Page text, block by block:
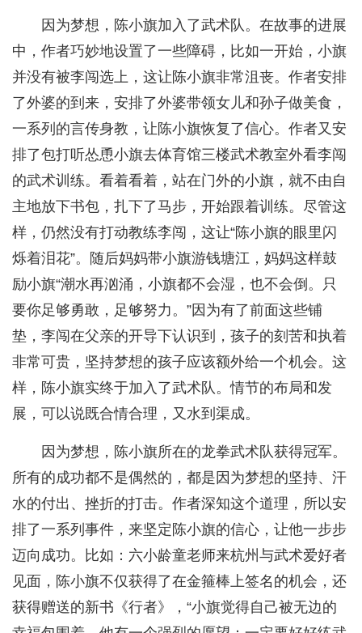
因为梦想，陈小旗加入了武术队。在故事的进展
中，作者巧妙地设置了一些障碍，比如一开始，小旗
并没有被李闯选上，这让陈小旗非常沮丧。作者安排
了外婆的到来，安排了外婆带领女儿和孙子做美食，
一系列的言传身教，让陈小旗恢复了信心。作者又安
排了包打听怂恿小旗去体育馆三楼武术教室外看李闯
的武术训练。看着看着，站在门外的小旗，就不由自
主地放下书包，扎下了马步，开始跟着训练。尽管这
样，仍然没有打动教练李闯，这让“陈小旗的眼里闪
烁着泪花”。随后妈妈带小旗游钱塘江，妈妈这样鼓
励小旗“潮水再汹涌，小旗都不会湿，也不会倒。只
要你足够勇敢，足够努力。”因为有了前面这些铺
垫，李闯在父亲的开导下认识到，孩子的刻苦和执着
非常可贵，坚持梦想的孩子应该额外给一个机会。这
样，陈小旗实终于加入了武术队。情节的布局和发
展，可以说既合情合理，又水到渠成。
因为梦想，陈小旗所在的龙拳武术队获得冠军。
所有的成功都不是偶然的，都是因为梦想的坚持、汗
水的付出、挫折的打击。作者深知这个道理，所以安
排了一系列事件，来坚定陈小旗的信心，让他一步步
迈向成功。比如：六小龄童老师来杭州与武术爱好者
见面，陈小旗不仅获得了在金箍棒上签名的机会，还
获得赠送的新书《行者》，“小旗觉得自己被无边的